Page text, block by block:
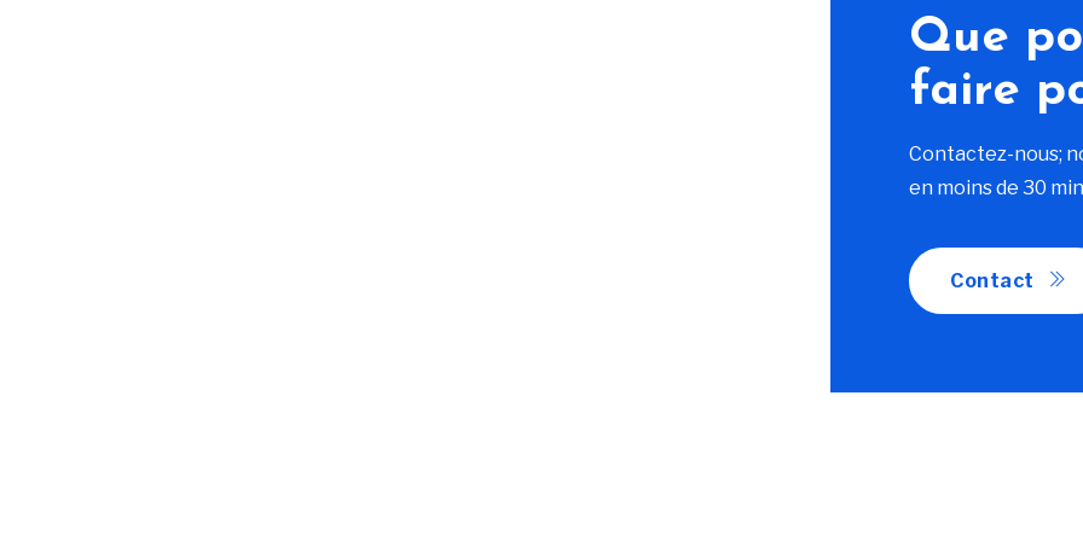
Que
faire
Contactez-nous;
en moins de 30
Contact